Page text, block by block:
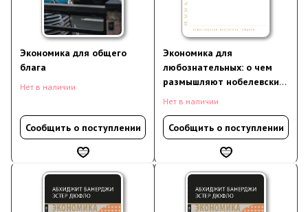
Экономика для общего
блага
Нет в наличии
Сообщить о поступлении
Экономика для
любознательных: о чем
размышляют нобелевские
лауреаты
Нет в наличии
Сообщить о поступлении